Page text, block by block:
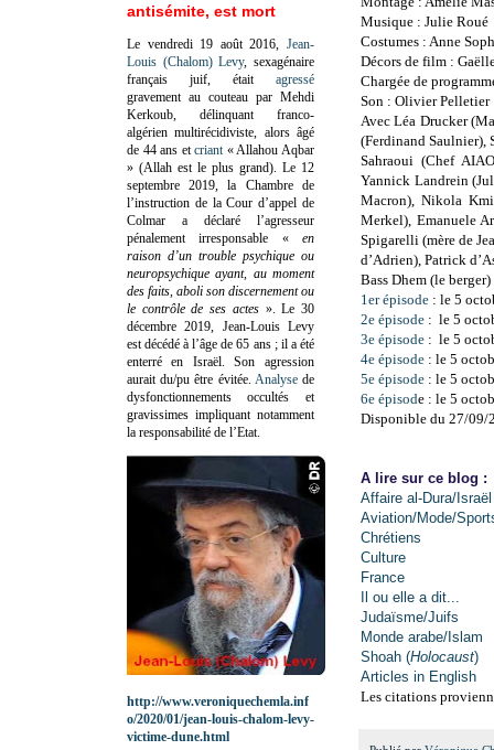
Musique : Julie Roué
Costumes : Anne
Décors de film :
Chargée de
Son : Olivier Pelletier
Avec Léa Drucker
(Ferdinand Saulnier),
Sahraoui (Chef
Yannick Landrein
Macron), Nikola
Merkel), Emanuele
Spigarelli (mère de
d’Adrien), Patrick
Bass Dhem (le berger)
1er épisode : le 5
2e épisode : le 5
3e épisode : le 5
4e épisode : le 5
5e épisode : le 5
6e épisode : le 5
Disponible du 27/09/
A lire sur ce blog :
Affaire al-Dura/Israël
Aviation/Mode/
Chrétiens
Culture
France
Il ou elle a dit...
Judaïsme/Juifs
Monde arabe/Islam
Shoah (Holocaust)
Articles in English
Les citations
antisémite, est mort
Le vendredi 19 août 2016, Jean-
Louis (Chalom) Levy, sexagénaire
français juif, était agressé
gravement au couteau par Mehdi
Kerkoub, délinquant franco-
algérien multirécidiviste, alors âgé
de 44 ans etcriant « Allahou Aqbar
» (Allah est le plus grand). Le 12
septembre 2019, la Chambre de
l’instruction de la Cour d’appel de
Colmar a déclaré l’agresseur
pénalement irresponsable «en
raison d’un trouble psychique ou
neuropsychique ayant, au moment
des faits, aboli son discernement ou
le contrôle de ses actes». Le 30
décembre 2019, Jean-Louis Levy
est décédé à l’âge de 65 ans ; il a été
enterré en Israël. Son agression
aurait du/pu être évitée. Analysede
dysfonctionnements occultés et
gravissimes impliquant notamment
la responsabilité de l’Etat.
http://www.veroniquechemla.inf
o/2020/01/jean-louis-chalom-levy-
victime-dune.html